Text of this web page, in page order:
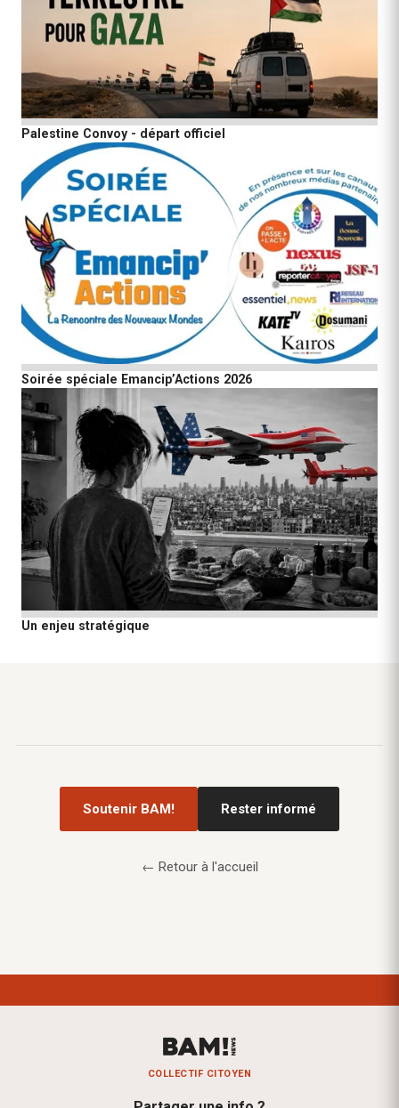
Palestine Convoy - départ officiel
Soirée spéciale Emancip’Actions 2026
Un enjeu stratégique
Soutenir BAM! Rester informé
← Retour à l'accueil
COLLECTIF CITOYEN